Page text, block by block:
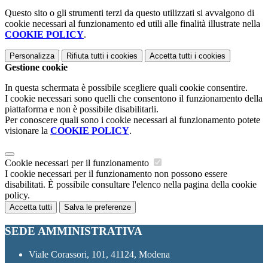
Questo sito o gli strumenti terzi da questo utilizzati si avvalgono di
cookie necessari al funzionamento ed utili alle finalità illustrate nella
COOKIE POLICY.
Personalizza Rifiuta tutti i cookies Accetta tutti i cookies
Gestione cookie
In questa schermata è possibile scegliere quali cookie consentire.
I cookie necessari sono quelli che consentono il funzionamento della
piattaforma e non è possibile disabilitarli.
Per conoscere quali sono i cookie necessari al funzionamento potete
visionare la COOKIE POLICY.
Cookie necessari per il funzionamento
I cookie necessari per il funzionamento non possono essere
disabilitati. È possibile consultare l'elenco nella pagina della cookie
policy.
Accetta tutti Salva le preferenze
SEDE AMMINISTRATIVA
Viale Corassori, 101, 41124, Modena